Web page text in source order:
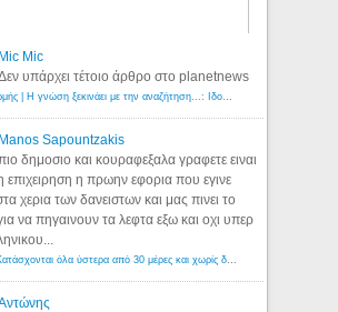
Mic Mic
υπάρχει τέτοιο άρθρο στο planetnews
Manos Sapountzakis
δημοσιο και κουραφεξαλα γραφετε ειναι
επιχειρηση η πρωην εφορια που εγινε
χερια των δανειστων και μας πινει το
να πηγαινουν τα λεφτα εξω και οχι υπερ